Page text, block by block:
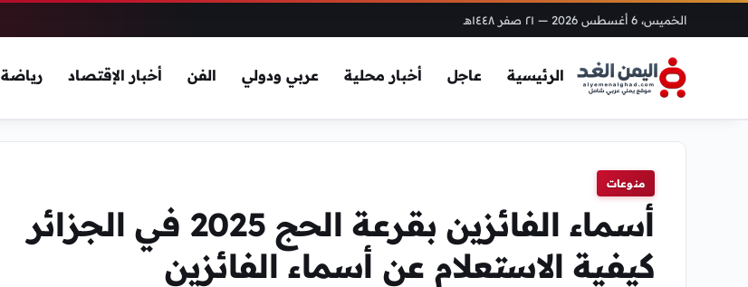
الخميس، 6 أغسطس 2026 — ٢١ صفر ١٤٤٨هـ
الرئيسية عاجل أخبار محلية عربي ودولي الفن أخبار الإقتصاد رياضة
منوعات
أسماء الفائزين بقرعة الحج 2025 في الجزائر
كيفية الاستعلام عن أسماء الفائزين